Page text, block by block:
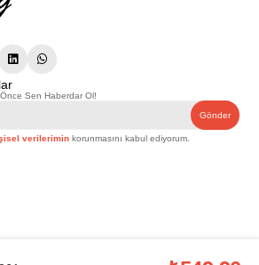
Sen Haberdar Ol!
Gönder
verilerimin korunmasını kabul ediyorum.
. Tüm hakları saklıdır.